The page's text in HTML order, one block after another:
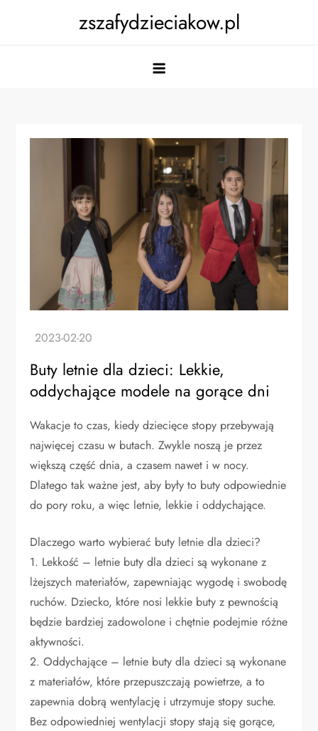
zszafydzieciakow.pl
Buty letnie dla dzieci: Lekkie,
oddychające modele na gorące dni
Wakacje to czas, kiedy dziecięce stopy przebywają
najwięcej czasu w butach. Zwykle noszą je przez
większą część dnia, a czasem nawet i w nocy.
Dlatego tak ważne jest, aby były to buty odpowiednie
do pory roku, a więc letnie, lekkie i oddychające.
Dlaczego warto wybierać buty letnie dla dzieci?
1. Lekkość – letnie buty dla dzieci są wykonane z
lżejszych materiałów, zapewniając wygodę i swobodę
ruchów. Dziecko, które nosi lekkie buty z pewnością
będzie bardziej zadowolone i chętnie podejmie różne
aktywności.
2. Oddychające – letnie buty dla dzieci są wykonane
z materiałów, które przepuszczają powietrze, a to
zapewnia dobrą wentylację i utrzymuje stopy suche.
Bez odpowiedniej wentylacji stopy stają się gorące,